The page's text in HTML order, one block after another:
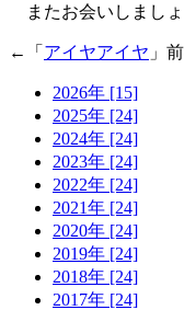
またお会いしましょ
←「 アイヤアイヤ 」
2026年 [15]
2025年 [24]
2024年 [24]
2023年 [24]
2022年 [24]
2021年 [24]
2020年 [24]
2019年 [24]
2018年 [24]
2017年 [24]